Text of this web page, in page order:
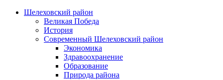
Шелеховский район
Великая Победа
История
Современный Шелеховский район
Экономика
Здравоохранение
Образование
Природа района